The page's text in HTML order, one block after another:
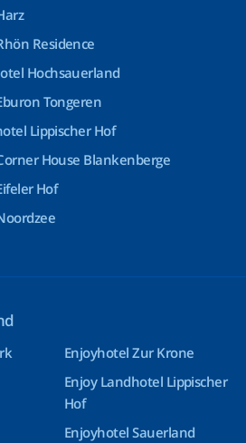
Residence
Hochsauerland
Tongeren
Lippischer Hof
House Blankenberge
Hof
Enjoyhotel Zur Krone
Enjoy Landhotel Lippischer
Hof
Enjoyhotel Sauerland